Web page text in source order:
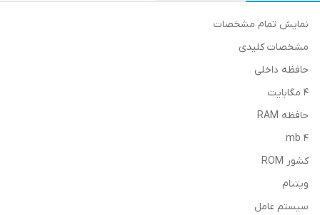
نمایش تمام مشخصات
مشخصات کلیدی
حافظه داخلی
۴ مگابایت
حافظه RAM
۴ mb
کشور ROM
ویتنام
سیستم عامل